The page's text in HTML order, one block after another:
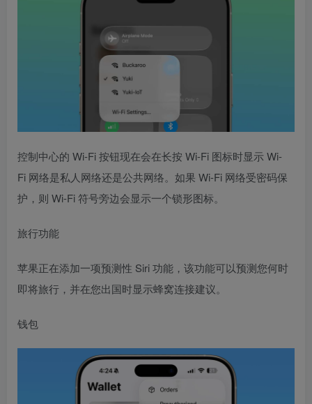
控制中心的 Wi-Fi 按钮现在会在长按 Wi-Fi 图标时显示 Wi-
Fi 网络是私人网络还是公共网络。如果 Wi-Fi 网络受密码保
护，则 Wi-Fi 符号旁边会显示一个锁形图标。
旅行功能
苹果正在添加一项预测性 Siri 功能，该功能可以预测您何时
即将旅行，并在您出国时显示蜂窝连接建议。
钱包